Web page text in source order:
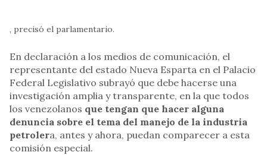
, precisó el parlamentario.
En declaración a los medios de comunicación, el
representante del estado Nueva Esparta en el Palacio
Federal Legislativo subrayó que debe hacerse una
investigación amplia y transparente, en la que todos
los venezolanos que tengan que hacer alguna
denuncia sobre el tema del manejo de la industria
petrolera, antes y ahora, puedan comparecer a esta
comisión especial.